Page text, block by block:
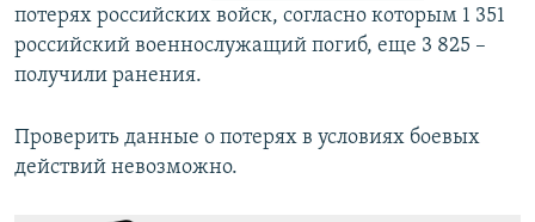
потерях российских войск, согласно которым 1 351
российский военнослужащий погиб, еще 3 825 –
получили ранения.
Проверить данные о потерях в условиях боевых
действий невозможно.